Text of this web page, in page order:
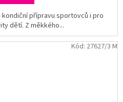
přípravu sportovců i pro
dětí. Z měkkého...
Kód: 27627/3 M